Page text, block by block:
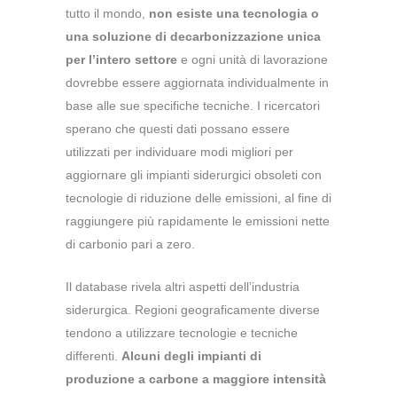
tutto il mondo, non esiste una tecnologia o
una soluzione di decarbonizzazione unica
per l’intero settore e ogni unità di lavorazione
dovrebbe essere aggiornata individualmente in
base alle sue specifiche tecniche. I ricercatori
sperano che questi dati possano essere
utilizzati per individuare modi migliori per
aggiornare gli impianti siderurgici obsoleti con
tecnologie di riduzione delle emissioni, al fine di
raggiungere più rapidamente le emissioni nette
di carbonio pari a zero.
Il database rivela altri aspetti dell’industria
siderurgica. Regioni geograficamente diverse
tendono a utilizzare tecnologie e tecniche
differenti. Alcuni degli impianti di
produzione a carbone a maggiore intensità